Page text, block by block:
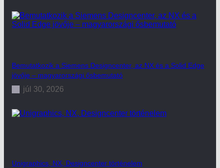
Bemutatkozik a Siemens Designcenter, az NX és a Solid Edge
jövője – magyarországi ősbemutató
júl 30, 2026
Unigraphics, NX, Designcenter történelem